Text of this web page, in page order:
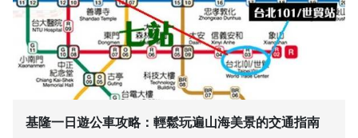
基隆一日遊公車攻略：輕鬆玩遍山海美景的交通指南